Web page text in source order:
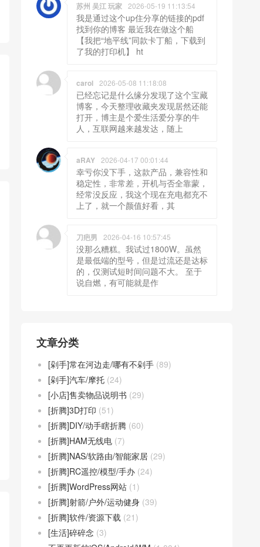
苏州 吴江 玩家 2026-05-19 11:13:54
我是通过这个up住分享的链接的pdf
找到你的博客 最近我在做这个船
【我把“地平线”同款卡丁船，下载到
了我的打印机】 ht
carol 2026-05-08 11:18:08
已经忘记是什么缘分发现了这个宝藏
博客，今天整理收藏夹发现居然还能
打开，博主是个爱生活爱分享的牛
人，互联网越来越发达，随上
aRAY 2026-04-17 00:01:44
幸亏你没下手，这款产品，兼容性和
稳定性，非常差，开机与否全靠蒙，
经常没反应，我这个现在充电都充不
上了，就一个颜值好看，其
刀疤男 2026-04-16 10:57:45
没那么糟糕。我试过1800W。虽然
是最低端的型号，但是过流还是达标
的，仅测试短时间问题不大。 至于
说自燃，有可能就是作
文章分类
[剁手]常在河边走/哪有不剁手 (89)
[剁手]汽车/摩托 (24)
[小店]售卖物品说明书 (29)
[折腾]3D打印 (51)
[折腾]DIY/动手瞎折腾 (60)
[折腾]HAM无线电 (7)
[折腾]NAS/软路由/智能家居 (29)
[折腾]RC遥控/模型/手办 (24)
[折腾]WordPress网站 (1)
[折腾]射箭/户外/运动健身 (39)
[折腾]软件/资源下载 (21)
[生活]碎碎念 (3)